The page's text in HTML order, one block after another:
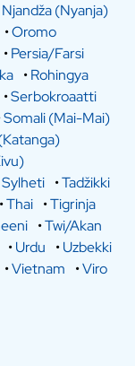
Njandža (Nyanja)
•Oromo
•Persia/Farsi
•Rohingya
•Serbokroaatti
Somali (Mai-Mai)
Sylheti •Tadžikki
•Thai •Tigrinja
•Twi/Akan
•Urdu •Uzbekki
•Vietnam •Viro